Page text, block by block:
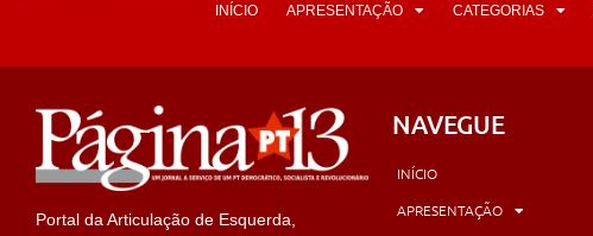
INÍCIO APRESENTAÇÃO CATEGORIAS
Portal da Articulação de Esquerda,
NAVEGUE
INÍCIO
APRESENTAÇÃO